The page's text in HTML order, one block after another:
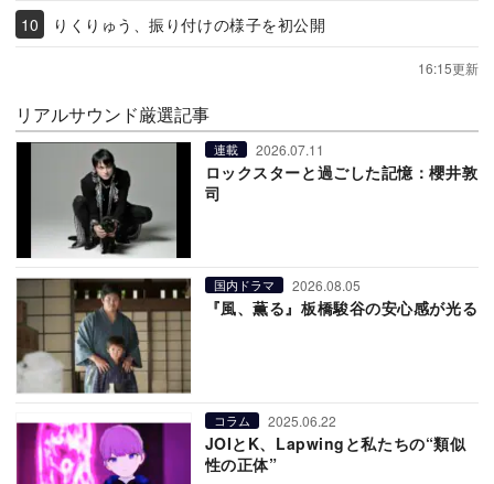
りくりゅう、振り付けの様子を初公開
16:15更新
リアルサウンド厳選記事
連載 2026.07.11
ロックスターと過ごした記憶：櫻井敦
司
国内ドラマ 2026.08.05
『風、薫る』板橋駿谷の安心感が光る
コラム 2025.06.22
JOIとK、Lapwingと私たちの“類似
性の正体”